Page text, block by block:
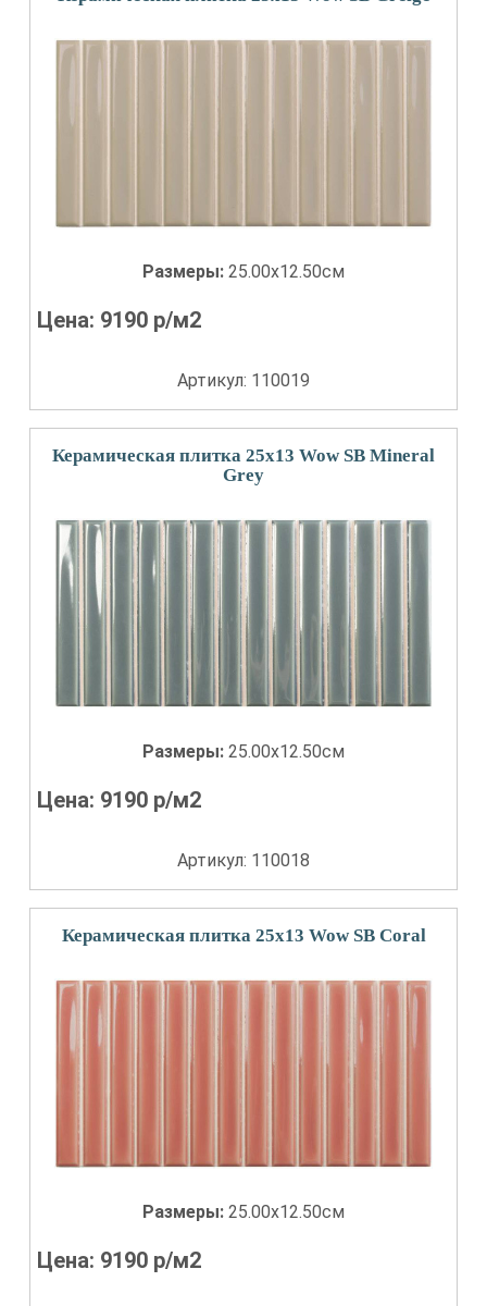
Размеры: 25.00x12.50см
Цена: 9190 р/м2
Артикул: 110019
Керамическая плитка 25x13 Wow SB Mineral
Grey
Размеры: 25.00x12.50см
Цена: 9190 р/м2
Артикул: 110018
Керамическая плитка 25x13 Wow SB Coral
Размеры: 25.00x12.50см
Цена: 9190 р/м2